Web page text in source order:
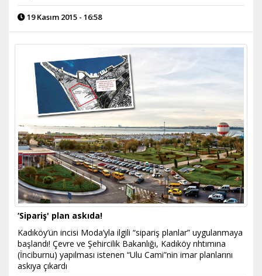
19 Kasım 2015 - 16:58
‘Sipariş' plan askıda!
Kadıköy’ün incisi Moda’yla ilgili “sipariş planlar” uygulanmaya
başlandı! Çevre ve Şehircilik Bakanlığı, Kadıköy rıhtımına
(İnciburnu) yapılması istenen “Ulu Cami”nin imar planlarını
askıya çıkardı